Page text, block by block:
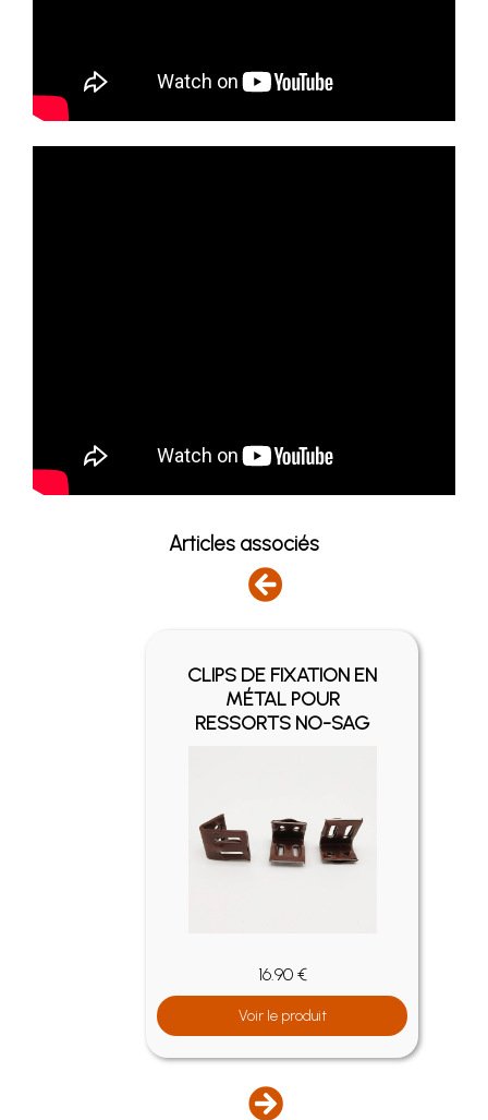
Articles associés
CLIPS DE FIXATION EN
MÉTAL POUR
RESSORTS NO-SAG
16.90 €
Voir le produit